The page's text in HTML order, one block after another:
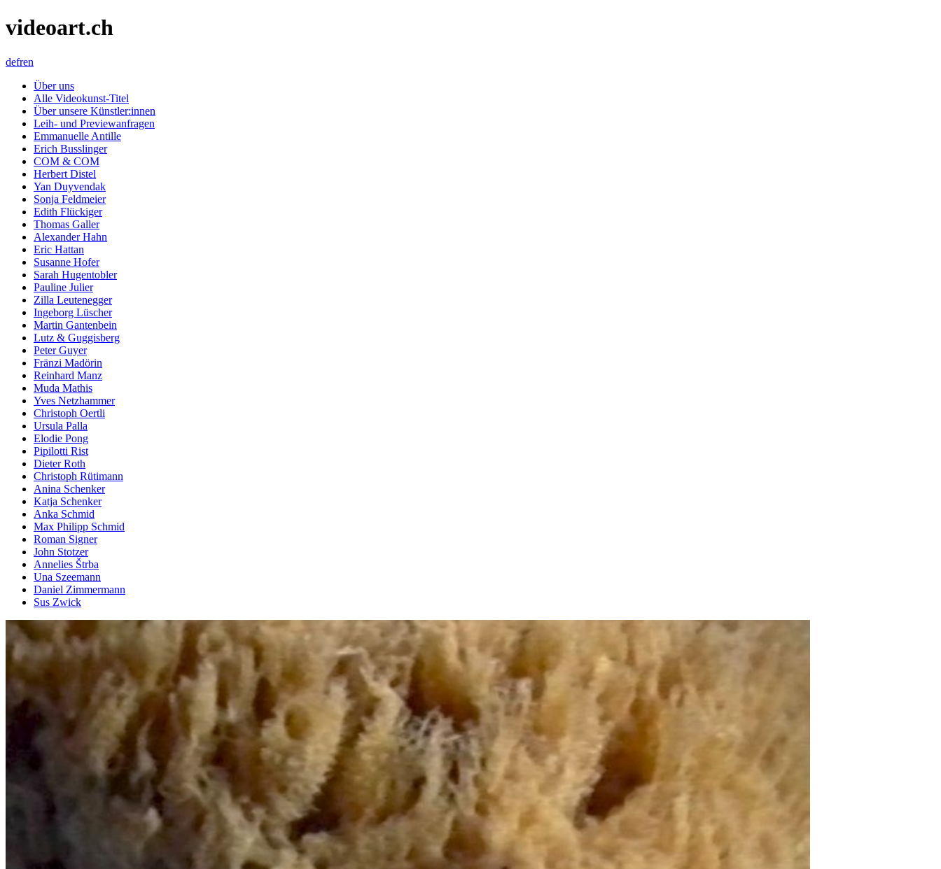
videoart.ch
defren
Über uns
Alle Videokunst-Titel
Über unsere Künstler:innen
Leih- und Previewanfragen
Emmanuelle Antille
Erich Busslinger
COM & COM
Herbert Distel
Yan Duyvendak
Sonja Feldmeier
Edith Flückiger
Thomas Galler
Alexander Hahn
Eric Hattan
Susanne Hofer
Sarah Hugentobler
Pauline Julier
Zilla Leutenegger
Ingeborg Lüscher
Martin Gantenbein
Lutz & Guggisberg
Peter Guyer
Fränzi Madörin
Reinhard Manz
Muda Mathis
Yves Netzhammer
Christoph Oertli
Ursula Palla
Elodie Pong
Pipilotti Rist
Dieter Roth
Christoph Rütimann
Anina Schenker
Katja Schenker
Anka Schmid
Max Philipp Schmid
Roman Signer
John Stotzer
Annelies Štrba
Una Szeemann
Daniel Zimmermann
Sus Zwick